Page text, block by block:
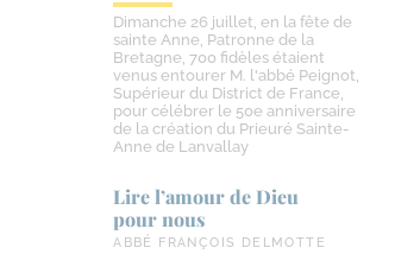
Dimanche 26 juillet, en la fête de
sainte Anne, Patronne de la
Bretagne, 700 fidèles étaient
venus entourer M. l'abbé Peignot,
Supérieur du District de France,
pour célébrer le 50e anniversaire
de la création du Prieuré Sainte-
Anne de Lanvallay
Lire l’amour de Dieu
pour nous
ABBÉ FRANÇOIS DELMOTTE